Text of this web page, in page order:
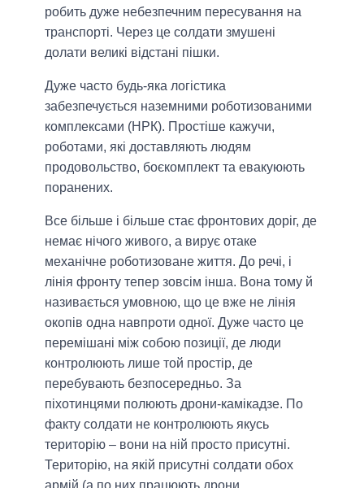
робить дуже небезпечним пересування на
транспорті. Через це солдати змушені
долати великі відстані пішки.
Дуже часто будь-яка логістика
забезпечується наземними роботизованими
комплексами (НРК). Простіше кажучи,
роботами, які доставляють людям
продовольство, боєкомплект та евакуюють
поранених.
Все більше і більше стає фронтових доріг, де
немає нічого живого, а вирує отаке
механічне роботизоване життя. До речі, і
лінія фронту тепер зовсім інша. Вона тому й
називається умовною, що це вже не лінія
окопів одна навпроти одної. Дуже часто це
перемішані між собою позиції, де люди
контролюють лише той простір, де
перебувають безпосередньо. За
піхотинцями полюють дрони-камікадзе. По
факту солдати не контролюють якусь
територію – вони на ній просто присутні.
Територію, на якій присутні солдати обох